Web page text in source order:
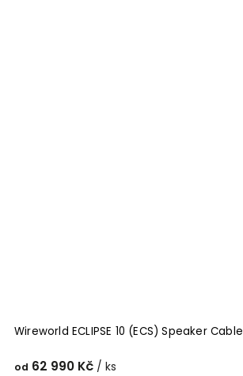
Wireworld ECLIPSE 10 (ECS) Speaker Cable
od 62 990 Kč / ks